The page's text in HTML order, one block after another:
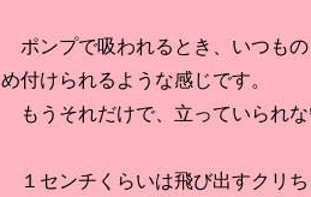
ポンプで吸われるとき、いつも
め付けられるような感じです。
もうそれだけで、立っていられな
１センチくらいは飛び出すクリち